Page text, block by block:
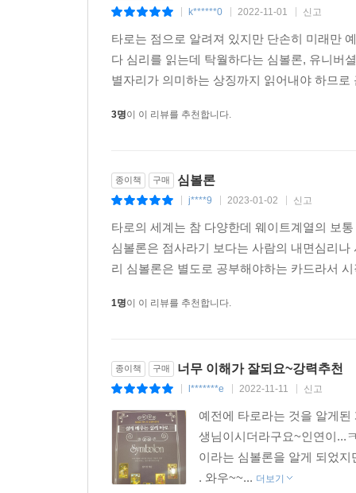
심볼론 카드를 이해하기 위해서는 다양한 배경
내용 위주로 구성하였다. 그것은 카드의 이미지
카드의 이미지와 실전 사례를 접목시켰다. 심
이해를 자세히 다뤘다. 이해하기 쉬운 책이 유용
심볼론 카드는
심볼론 카드는 다양한 심리상담에 적용이 가능
있는 상담은 단연, 연애 상담이다.
프로이트(Sigmund Freud)는 인간의 본능은 에로
추구한다. 그 욕망은 원초적인 자아의 욕망이지
뒤틀리고 공격적인 본능을 추구할 때, 자신과 타
않을 때 오는 다양한 방어기제들을 보았고, 이것
칼 구스타프 융(Carl Gustav jung)은 꿈이나
위로 드러내면서 페르소나를 벗고 심리적인 불
못할 때 즉, 자기 직면과 수용이 필요한 경우에 많
상담자는 내담자에게 답을 알려주는 사람이 아
k******0 2022-11-01 신고
타로는 점으로 알려져 있지만 단손히 미래만
다 심리를 읽는데 탁월하다는 심볼론, 유니버
별자리가 의미하는 상징까지 읽어내야 하므
3명이 이 리뷰를 추천합니다.
종이책 구매 심볼론
j****9 2023-01-02 신고
타로의 세계는 참 다양한데 웨이트계열의 보
심볼론은 점사라기 보다는 사람의 내면심리
리 심볼론은 별도로 공부해야하는 카드라서
1명이 이 리뷰를 추천합니다.
종이책 구매 너무 이해가 잘되요~강력추천
l*******e 2022-11-11 신고
예전에 타로라는 것을 알게
생님이시더라구요~인연이...
이라는 심볼론을 알게 되었
. 와우~~... 더보기